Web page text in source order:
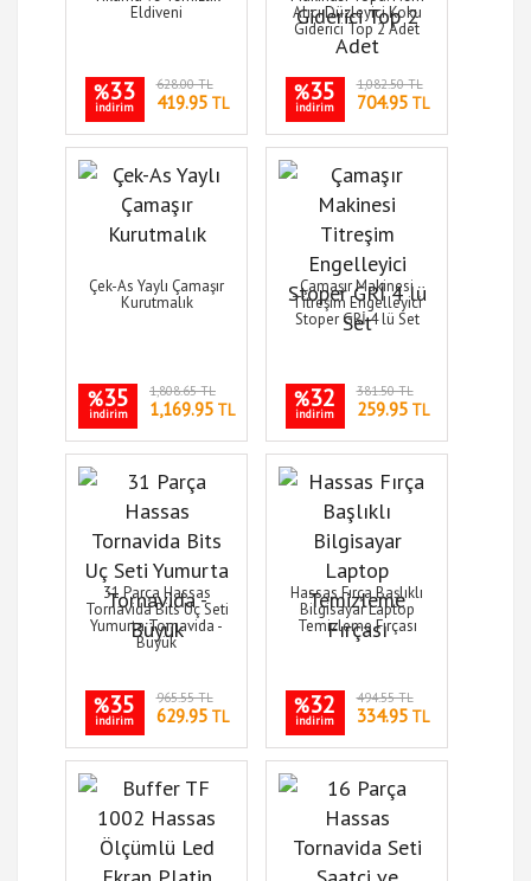
Eldiveni
%33
indirim
628.00 TL
419.95TL
Alıcı Düzleyici Koku
Giderici Top 2 Adet
%35
indirim
1,082.50 TL
704.95TL
Çek-As Yaylı Çamaşır
Kurutmalık
%35
indirim
1,808.65 TL
1,169.95 TL
Çamaşır Makinesi
Titreşim Engelleyici
Stoper GRİ 4 lü Set
%32
indirim
381.50 TL
259.95TL
31 Parça Hassas
Tornavida Bits Uç Seti
Yumurta Tornavida -
Büyük
%35
indirim
965.55 TL
629.95TL
Hassas Fırça Başlıklı
Bilgisayar Laptop
Temizleme Fırçası
%32
indirim
494.55 TL
334.95TL